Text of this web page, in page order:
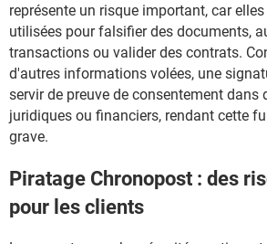
représente un risque important, car
utilisées pour falsifier des documents,
transactions ou valider des contrats.
d'autres informations volées, une
servir de preuve de consentement dans
juridiques ou financiers, rendant cette
grave.
Piratage Chronopost : des
pour les clients